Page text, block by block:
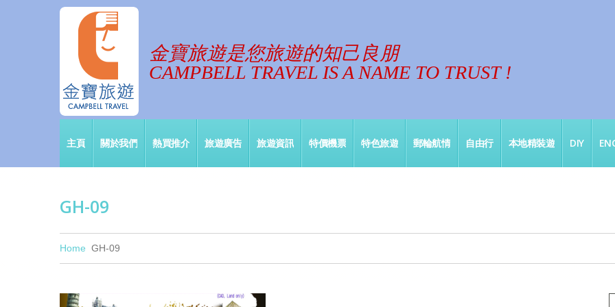
金寶旅遊是您旅遊的知己良朋
CAMPBELL TRAVEL IS A NAME TO TRUST !
主頁 關於我們 熱買推介 旅遊廣告 旅遊資訊 特價機票 特色旅遊 郵輪航情 自由行 本地精裝遊 DIY
GH-09
Home GH-09